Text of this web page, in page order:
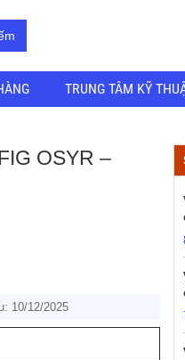
TRUNG TÂM KỸ
OSYR –
10/12/2025